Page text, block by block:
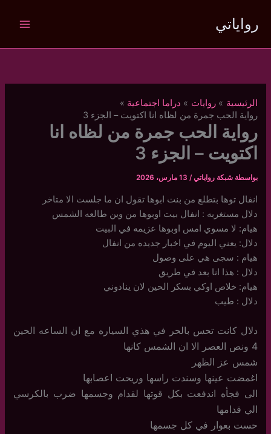
المحتوى
رواياتي
الرئيسية روايات
دراما اجتماعية
رواية الحب جمرة من لظاه انا اكتويت – الجزء 3
رواية الحب جمرة من لظاه انا
اكتويت – الجزء 3
بواسطة شبكة رواياتي/ 13 مارس، 2026
انفال توها بتطلع من بنت ابوها تقول ان ما جلست الا متاخر
دلال مستغربه : انفال بيت اوبوها من وين طالعه الشمس
هيام: لا مسوي امس اوبوها عزيمه في البيت
دلال: يعني اليوم في اخبار جديده من انفال
هيام : سجى هي على وصول
دلال : هذا انا بعد في طريق
هيام: خلاص اوكي بسكر الحين لان ينادوني
دلال : طيب
دلال كانت تحس بالحر في هذي السياره مع ان الساعه الحين
4 ونص العصر الا ان الشمس كانها
شمس عز الظهر
اغمضت عينها وسندت راسها وريحت اعصابها
الى فجأه اندفعت بكل قوتها لقدام وجسمها ضرب بالكرسي
الي قدامها
حست بعوار في كل جسمها